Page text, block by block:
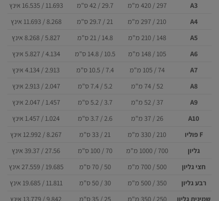
A3
297 / 420 מ"מ 29.7 / 42 ס"מ 11.693 / 16.535
אינץ
A4
210 / 297 מ"מ 21 / 29.7 ס"מ 8.268 / 11.693
אינץ
A5
148 / 210 מ"מ 14.8 / 21 ס"מ 5.827 / 8.268
אינץ
A6
105 / 148 מ"מ 10.5 / 14.8 ס"מ 4.134 / 5.827
אינץ
A7
74 / 105 מ"מ 7.4 / 10.5 ס"מ 2.913 / 4.134
אינץ
A8
52 / 74 מ"מ 5.2 / 7.4 ס"מ 2.047 / 2.913
אינץ
A9
37 / 52 מ"מ 3.7 / 5.2 ס"מ 1.457 / 2.047
אינץ
A10
26 / 37 מ"מ 2.6 / 3.7 ס"מ 1.024 / 1.457
אינץ
F פוליו
210 / 330 מ"מ 21 / 33 ס"מ 8.267 / 12.992
אינץ
גליון
700 / 1000 מ"מ 70 / 100 ס"מ 27.56 / 39.37
אינץ
חצי גליון
500 / 700 מ"מ 50 / 70 ס"מ 19.685 / 27.559
אינץ
רבע גליון
350 / 500 מ"מ 30 / 50 ס"מ 11.811 / 19.685
אינץ
שמינית גליון
250 / 350 מ"מ 25 / 35 ס"מ 9.842 / 13.779 אינץ